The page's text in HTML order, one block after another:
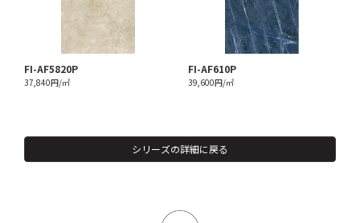
FI-AF5820P
37,840円/㎡
FI-AF610P
39,600円/㎡
シリーズの詳細に戻る